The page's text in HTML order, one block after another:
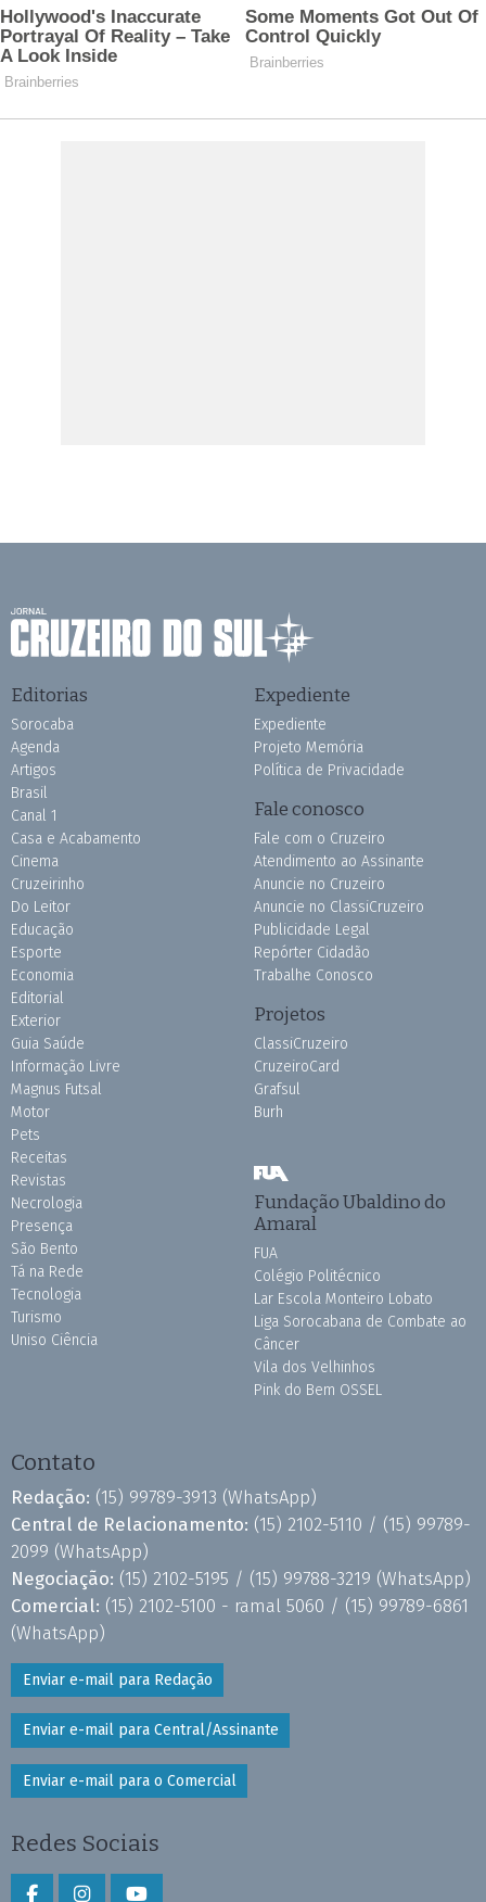
Editorias
Sorocaba
Agenda
Artigos
Brasil
Canal 1
Casa e Acabamento
Cinema
Cruzeirinho
Do Leitor
Educação
Esporte
Economia
Editorial
Exterior
Guia Saúde
Informação Livre
Magnus Futsal
Motor
Pets
Receitas
Revistas
Necrologia
Presença
São Bento
Tá na Rede
Tecnologia
Turismo
Uniso Ciência
Expediente
Expediente
Projeto Memória
Política de Privacidade
Fale conosco
Fale com o Cruzeiro
Atendimento ao Assinante
Anuncie no Cruzeiro
Anuncie no ClassiCruzeiro
Publicidade Legal
Repórter Cidadão
Trabalhe Conosco
Projetos
ClassiCruzeiro
CruzeiroCard
Grafsul
Burh
Fundação Ubaldino do
Amaral
FUA
Colégio Politécnico
Lar Escola Monteiro Lobato
Liga Sorocabana de Combate ao
Câncer
Vila dos Velhinhos
Pink do Bem OSSEL
Contato
Redação: (15) 99789-3913 (WhatsApp)
Central de Relacionamento: (15) 2102-5110 / (15) 99789-
2099 (WhatsApp)
Negociação: (15) 2102-5195 / (15) 99788-3219 (WhatsApp)
Comercial: (15) 2102-5100 - ramal 5060 / (15) 99789-6861
(WhatsApp)
Enviar e-mail para Redação
Enviar e-mail para Central/Assinante
Enviar e-mail para o Comercial
Redes Sociais